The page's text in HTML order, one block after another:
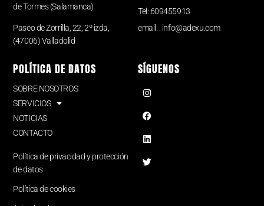
de Tormes (Salamanca)
Paseo de Zorrilla, 22, 2º izda,
(47006) Valladolid
Tel: 609455913
email: : info@adexu.com
POLÍTICA DE DATOS
SOBRE NOSOTROS
SERVICIOS
NOTICIAS
CONTACTO
Política de privacidad y protección
de datos
Política de cookies
SÍGUENOS